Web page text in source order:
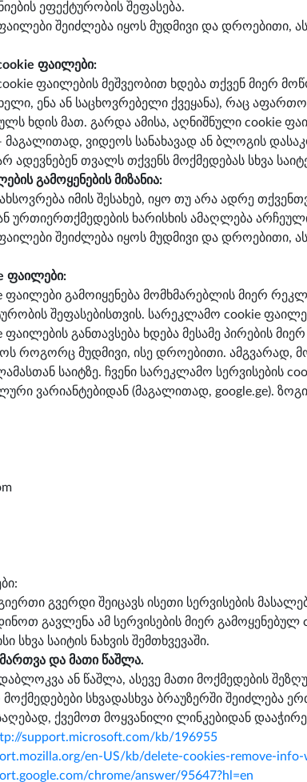
ეფექტურობის შეფასება.
შეიძლება იყოს მუდმივი და დროებითი,
ფაილები:
ფაილების მეშვეობით ხდება თქვენ მიერ
ენა ან საცხოვრებელი ქვეყანა), რაც
ხდის მათ. გარდა ამისა, აღნიშნული cookie
ვიდეოს სანახავად ან ბლოგის
ადევნებენ თვალს თქვენს მოქმედებას სხვა
გამოყენების მიზანია:
იმის შესახებ, იყო თუ არა ადრე
ურთიერთქმედების ხარისხის ამაღლება
შეიძლება იყოს მუდმივი და დროებითი,
ფაილები:
გამოიყენება მომხმარებლის მიერ
შეფასებისთვის. სარეკლამო cookie
განთავსება ხდება მესამე პირების
როგორც მუდმივი, ისე დროებითი. ამგვარად,
საიტზე. ჩვენი სარეკლამო სერვისების
ვარიანტებიდან (მაგალითად, google.ge).
გვერდი შეიცავს ისეთი სერვისების
გავლენა ამ სერვისების მიერ
სხვა საიტის ნახვის შემთხვევაში.
და მათი წაშლა.
ან წაშლა, ასევე მათი მოქმედების
სხვადასხვა ბრაუზერში შეიძლება
ქვემოთ მოყვანილი ლინკებიდან
support.microsoft.com/kb/196955
en-US/kb/delete-cookies-remove-info-
chrome/answer/95647?hl=en